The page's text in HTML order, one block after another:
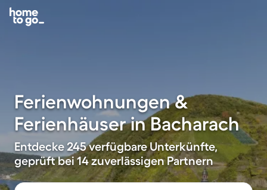
Ferienwohnungen &
Ferienhäuser in Bacharach
Entdecke 245 verfügbare Unterkünfte,
geprüft bei 14 zuverlässigen Partnern